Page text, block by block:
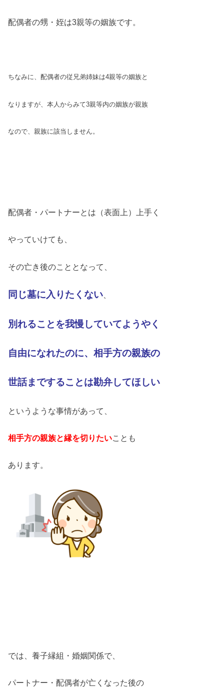
配偶者の甥・姪は3親等の姻族です。
ちなみに、配偶者の従兄弟姉妹は4親等の姻族と
なりますが、本人からみて3親等内の姻族が親族
なので、親族に該当しません。
配偶者・パートナーとは（表面上）上手く
やっていけても、
その亡き後のこととなって、
同じ墓に入りたくない
別れることを我慢していてようやく
自由になれたのに、相手方の親族の
世話まですることは勘弁してほしい
というような事情があって、
相手方の親族と縁を切りたいことも
あります。
では、養子縁組・婚姻関係で、
パートナー・配偶者が亡くなった後の